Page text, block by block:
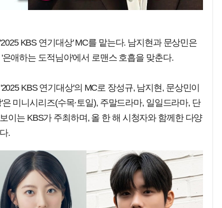
KBS 연기대상' MC를 맡는다. 남지현과 문상민은
애하는 도적님아'에서 로맨스 호흡을 맞춘다.
KBS 연기대상'의 MC로 장성규, 남지현, 문상민이
미니시리즈(수목·토일), 주말드라마, 일일드라마, 단
이는 KBS가 주최하며, 올 한 해 시청자와 함께한 다양
.